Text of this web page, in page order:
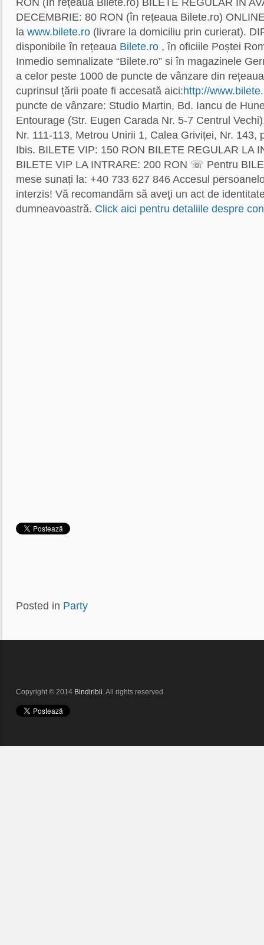
RON (în rețeaua Bilete.ro) BILETE REGULAR ÎN
DECEMBRIE: 80 RON (în rețeaua Bilete.ro)
la www.bilete.ro (livrare la domiciliu prin curierat).
disponibile în rețeaua Bilete.ro , în oficiile Poștei
Inmedio semnalizate “Bilete.ro” si în magazinele
a celor peste 1000 de puncte de vânzare din
cuprinsul țării poate fi accesată aici:http://
puncte de vânzare: Studio Martin, Bd. Iancu de
Entourage (Str. Eugen Carada Nr. 5-7 Centrul
Nr. 111-113, Metrou Unirii 1, Calea Griviței, Nr. 143,
Ibis. BILETE VIP: 150 RON BILETE REGULAR LA
BILETE VIP LA INTRARE: 200 RON ☏ Pentru
mese sunați la: +40 733 627 846 Accesul
interzis! Vă recomandăm să aveţi un act de
dumneavoastră. Click aici pentru detaliile despre
Posted in Party
Copyright © 2014 Bindiribli. All rights reserved.